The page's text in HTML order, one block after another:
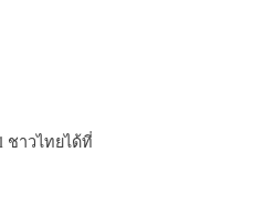
ชาวไทยได้ที่